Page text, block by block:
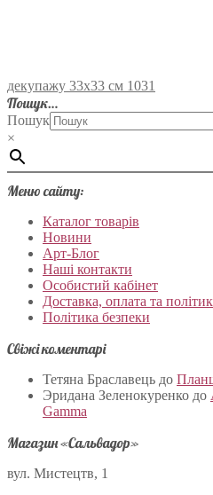
декупажу 33х33 см 1031
Пошук…
Пошук
×
Меню сайту:
Каталог товарів
Новини
Арт-Блог
Наші контакти
Особистий кабінет
Доставка, оплата та
Політика безпеки
Свіжі коментарі
Тетяна Браславець до
Эридана Зеленокуренко до
Gamma
Магазин «Сальвадор»
вул. Мистецтв, 1